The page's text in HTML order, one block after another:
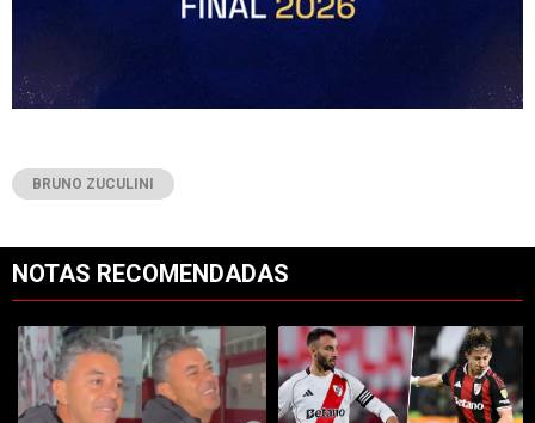
BRUNO ZUCULINI
NOTAS RECOMENDADAS
Un artículo de tendencia con el título "Gallardo reapareció en medio
Un artículo de tendencia con el